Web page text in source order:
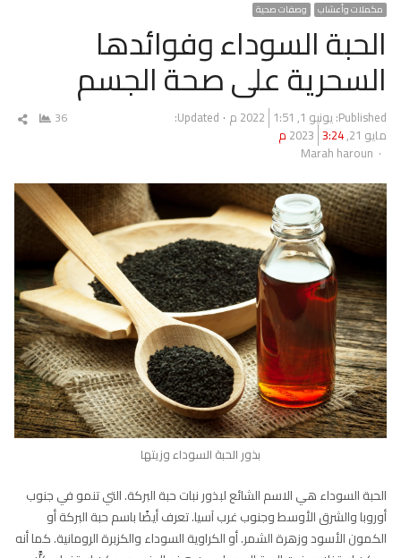
مكملات وأعشاب وصفات صحية
الحبة السوداء وفوائدها
السحرية على صحة الجسم
Published: يونيو 1, 2022 1:51 م
Updated:
مايو 21, 2023
3:24 م
Author
Marah haroun
36
بذور الحبة السوداء وزيتها
الحبة السوداء هي الاسم الشائع لبذور نبات حبة البركة. التي تنمو في جنوب
أوروبا والشرق الأوسط وجنوب غرب آسيا. تعرف أيضًا باسم حبة البركة أو
الكمون الأسود وزهرة الشمر. أو الكراوية السوداء والكزبرة الرومانية. كما أنه